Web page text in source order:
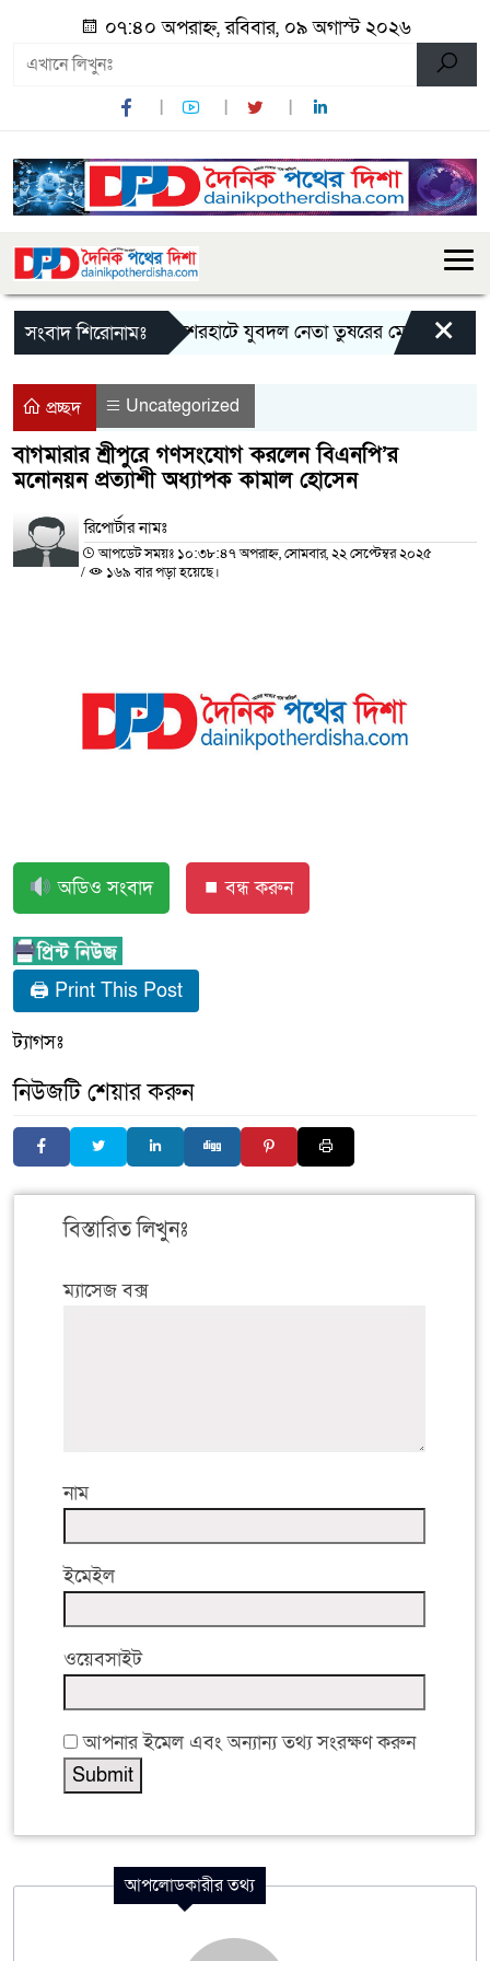
০৭:৪০ অপরাহ্ন, রবিবার, ০৯ অগাস্ট ২০২৬
সংবাদ শিরোনামঃকেশরহাটে যুবদল নেতা তুষরের মেয়র পদপ্রার্থী
×
প্রচ্ছদ Uncategorized
বাগমারার শ্রীপুরে গণসংযোগ করলেন বিএনপি’র
মনোনয়ন প্রত্যাশী অধ্যাপক কামাল হোসেন
রিপোর্টার নামঃ
আপডেট সময়ঃ ১০:৩৮:৪৭ অপরাহ্ন, সোমবার, ২২ সেপ্টেম্বর ২০২৫
/
১৬৯ বার পড়া হয়েছে।
অডিও সংবাদ ⏹ বন্ধ করুন
🖨 Print This Post
ট্যাগসঃ
নিউজটি শেয়ার করুন
বিস্তারিত লিখুনঃ
ম্যাসেজ বক্স
নাম
ইমেইল
ওয়েবসাইট
আপনার ইমেল এবং অন্যান্য তথ্য সংরক্ষণ করুন
আপলোডকারীর তথ্য